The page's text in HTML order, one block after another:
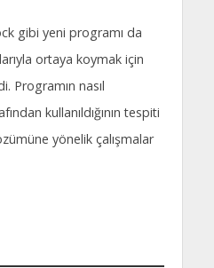
gibi yeni programı da
ortaya koymak için
Programın nasıl
kullanıldığının tespiti
yönelik çalışmalar